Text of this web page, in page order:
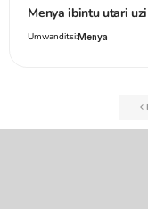
Menya ibintu utari
Umwanditsi:Menya